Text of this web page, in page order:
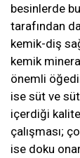
besinlerde
tarafından
kemik-diş
kemik
önemli
ise süt ve
içerdiği
çalışması;
ise doku